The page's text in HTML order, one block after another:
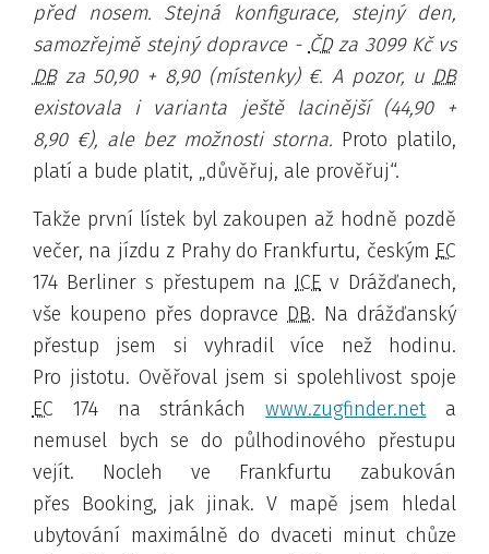
před nosem. Stejná konfigurace, stejný den,
samozřejmě stejný dopravce - ČDza 3099 Kč vs
DBza 50,90 + 8,90 (místenky) €. A pozor, u DB
existovala i varianta ještě lacinější (44,90 +
8,90 €), ale bez možnosti storna. Proto platilo,
platí a bude platit,
důvěřuj, ale prověřuj .
Takže první lístek byl zakoupen až hodně pozdě
večer, na jízdu z Prahy do Frankfurtu, českým EC
174 Berliner s přestupem na ICE v Drážďanech,
vše koupeno přes dopravce DB. Na drážďanský
přestup jsem si vyhradil více než hodinu.
Pro jistotu. Ověřoval jsem si spolehlivost spoje
EC 174 na stránkáchwww.zugfinder.net a
nemusel bych se do půlhodinového přestupu
vejít. Nocleh ve Frankfurtu zabukován
přes Booking, jak jinak. V mapě jsem hledal
ubytování maximálně do dvaceti minut chůze